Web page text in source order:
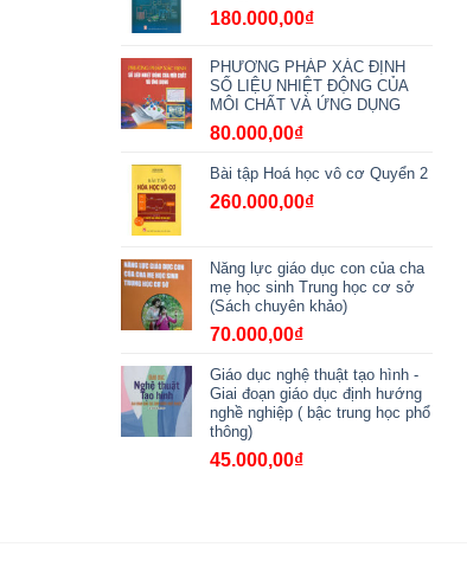
180.000,00₫
PHƯƠNG PHÁP XÁC ĐỊNH
SỐ LIỆU NHIỆT ĐỘNG CỦA
MÔI CHẤT VÀ ỨNG DỤNG
80.000,00₫
Bài tập Hoá học vô cơ Quyển 2
260.000,00₫
Năng lực giáo dục con của cha
mẹ học sinh Trung học cơ sở
(Sách chuyên khảo)
70.000,00₫
Giáo dục nghệ thuật tạo hình -
Giai đoạn giáo dục định hướng
nghề nghiệp ( bậc trung học phổ
thông)
45.000,00₫